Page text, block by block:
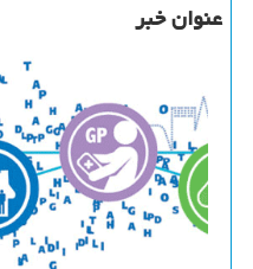
عنوان خبر